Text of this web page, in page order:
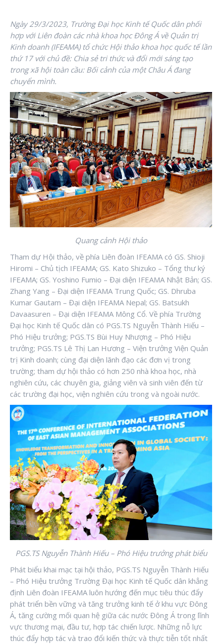
Ngày 29/3/2023, Trường Đại học Kinh tế Quốc dân phối
hợp với Liên đoàn các nhà khoa học Đông Á về Quản trị
Kinh doanh (IFEAMA) tổ chức Hội thảo khoa học quốc tế lần
thứ 17 với chủ đề: Chia sẻ tri thức và đổi mới sáng tạo
trong xã hội toàn cầu: Bối cảnh của một Châu Á đang
chuyển mình.
Quang cảnh Hội thảo
Tham dự Hội thảo, về phía Liên đoàn IFEAMA có GS. Shioji
Hiromi – Chủ tịch IFEAMA; GS. Kato Shizuko – Tổng thư ký
IFEAMA; GS. Yoshino Fumio – Đại diện IFEAMA Nhật Bản; GS.
Zhang Yang – Đại diện IFEAMA Trung Quốc; GS. Dhruba
Kumar Gautam – Đại diện IFEAMA Nepal; GS. Batsukh
Davaasuren – Đại diện IFEAMA Mông Cổ. Về phía Trường
Đại học Kinh tế Quốc dân có PGS.TS Nguyễn Thành Hiếu –
Phó Hiệu trưởng; PGS.TS Bùi Huy Nhượng – Phó Hiệu
trưởng; PGS.TS Lê Thị Lan Hương – Viện trưởng Viện Quản
trị Kinh doanh; cùng đại diện lãnh đạo các đơn vị trong
trường; tham dự hội thảo có hơn 250 nhà khoa học, nhà
nghiên cứu, các chuyên gia, giảng viên và sinh viên đến từ
các trường đại học, viện nghiên cứu trong và ngoài nước.
PGS.TS Nguyễn Thành Hiếu – Phó Hiệu trưởng phát biểu
Phát biểu khai mạc tại hội thảo, PGS.TS Nguyễn Thành Hiếu
– Phó Hiệu trưởng Trường Đại học Kinh tế Quốc dân khẳng
định Liên đoàn IFEAMA luôn hướng đến mục tiêu thúc đẩy
phát triển bền vững và tăng trưởng kinh tế ở khu vực Đông
Á, tăng cường mối quan hệ giữa các nước Đông Á trong lĩnh
vực thương mại, đầu tư, hợp tác chiến lược. Những nỗ lực
thúc đẩy hợp tác và trao đổi kiến thức và thực tiễn tốt nhất